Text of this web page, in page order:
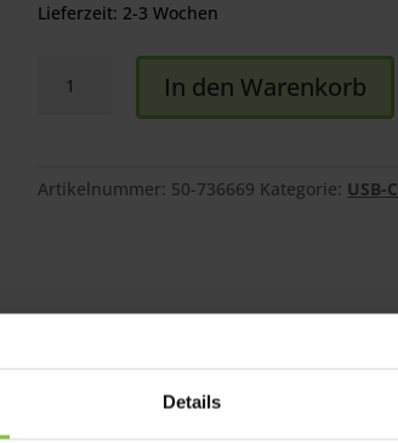
Details
Lieferzeit: 2-3 Wochen
Ladekabel
In den Warenkorb
Artikelnummer: 50-736669 Kategorie: USB-C